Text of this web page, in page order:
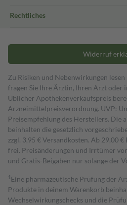
Rechtliches
Widerruf
Zu Risiken und Nebenwirkungen lesen
fragen Sie Ihre Ärztin, Ihren Arzt oder
Üblicher Apothekenverkaufspreis
Arzneimittelpreisverordnung. UVP:
Preisempfehlung des Herstellers. Die
beinhalten die gesetzlich
zzgl. 3,95 € Versandkosten. Ab 29,00
frei. Preisänderungen und Irrtümer
und Gratis-Beigaben nur solange der
1 Eine pharmazeutische Prüfung der
Produkte in deinem Warenkorb
Wechselwirkungschecks und die